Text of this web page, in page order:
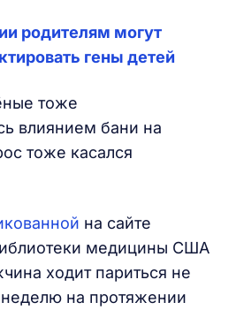
родителям могут
гены детей
тоже
влиянием бани на
тоже касался
на сайте
медицины США
ходит париться не
на протяжении